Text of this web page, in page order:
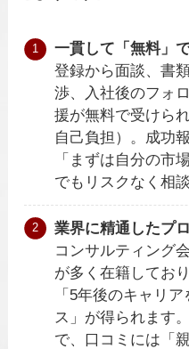
一貫して「無料」
登録から面談、書
渉、入社後のフォ
援が無料で受けら
自己負担）。成功
「まずは自分の市
でもリスクなく相
業界に精通したプ
コンサルティング
が多く在籍してお
「5年後のキャリ
ス」が得られます
で、口コミには「